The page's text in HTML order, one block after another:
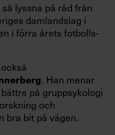
lyssna på råd från
damlandslag i
i förra årets fotbolls-
. Han menar
på gruppsykologi
och
bra bit på vägen.